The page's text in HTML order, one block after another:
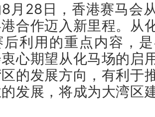
月28日，香港赛马会
合作迈入新里程。从
利用的重点内容，
心期望从化马场的启
的发展方向，有利于
发展，将成为大湾区